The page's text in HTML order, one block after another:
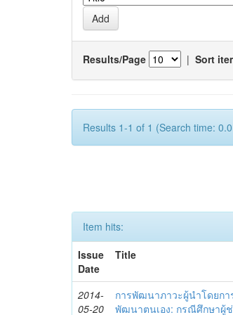
Results/Page | Sort
Results 1-1 of 1 (Search time:
Item hits:
Issue
Date
Title
2014-
05-20
การพัฒนาภาวะผู้นำโดยก
พัฒนาตนเอง: กรณีศึกษาผู้ช่